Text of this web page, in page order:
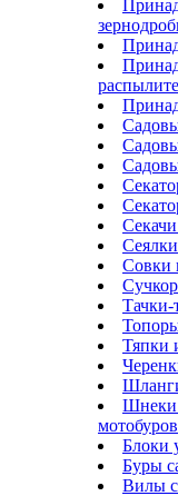
Сеялки
Совки
Тачки-
Тяпки
Шнеки
мотобуров
Блоки
Буры
Вилы